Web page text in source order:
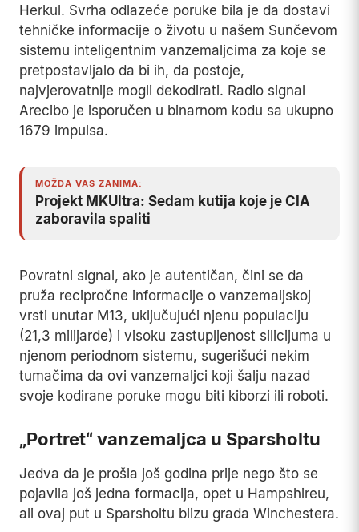
Herkul. Svrha odlazeće poruke bila je da dostavi
tehničke informacije o životu u našem Sunčevom
sistemu inteligentnim vanzemaljcima za koje se
pretpostavljalo da bi ih, da postoje,
najvjerovatnije mogli dekodirati. Radio signal
Arecibo je isporučen u binarnom kodu sa ukupno
1679 impulsa.
MOŽDA VAS ZANIMA:
Projekt MKUltra: Sedam kutija koje je CIA
zaboravila spaliti
Povratni signal, ako je autentičan, čini se da
pruža recipročne informacije o vanzemaljskoj
vrsti unutar M13, uključujući njenu populaciju
(21,3 milijarde) i visoku zastupljenost silicijuma u
njenom periodnom sistemu, sugerišući nekim
tumačima da ovi vanzemaljci koji šalju nazad
svoje kodirane poruke mogu biti kiborzi ili roboti.
„Portret“ vanzemaljca u Sparsholtu
Jedva da je prošla još godina prije nego što se
pojavila još jedna formacija, opet u Hampshireu,
ali ovaj put u Sparsholtu blizu grada Winchestera.